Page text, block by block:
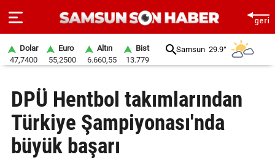
SAYFA
SAMSUN
HABER
Dolar
47,7400
Euro
55,2500
Altın
6.660,55
Bist
13.779
Samsun 29.9°
DPÜ Hentbol takımlarından
Türkiye Şampiyonası'nda
büyük başarı